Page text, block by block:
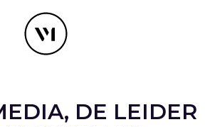
DE LEIDER